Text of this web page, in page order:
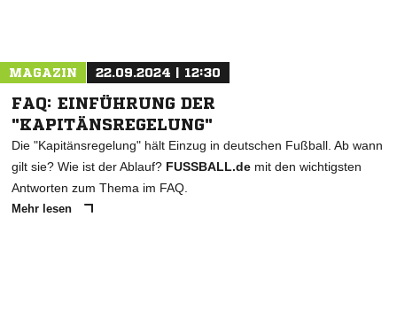
MAGAZIN 22.09.2024 | 12:30
FAQ: EINFÜHRUNG DER
"KAPITÄNSREGELUNG"
Die "Kapitänsregelung" hält Einzug in deutschen Fußball. Ab wann
gilt sie? Wie ist der Ablauf? FUSSBALL.de mit den wichtigsten
Antworten zum Thema im FAQ.
Mehr lesen